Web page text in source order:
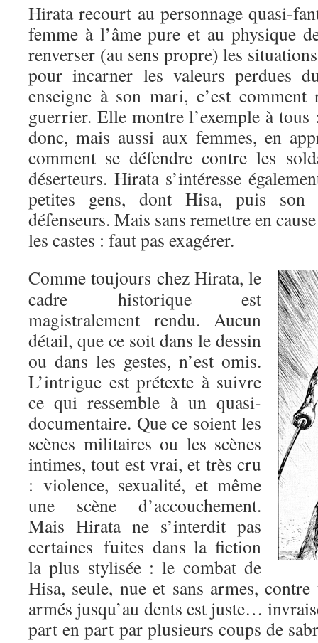
Hirata recourt au personnage quasi-
femme à l’âme pure et au physique
renverser (au sens propre) les
pour incarner les valeurs perdues
enseigne à son mari, c’est
guerrier. Elle montre l’exemple à
donc, mais aussi aux femmes, en
comment se défendre contre les
déserteurs. Hirata s’intéresse
petites gens, dont Hisa, puis son
défenseurs. Mais sans remettre en
les castes : faut pas exagérer.
Comme toujours chez Hirata, le
cadre historique est
magistralement rendu. Aucun
détail, que ce soit dans le dessin
ou dans les gestes, n’est omis.
L’intrigue est prétexte à suivre
ce qui ressemble à un quasi-
documentaire. Que ce soient les
scènes militaires ou les scènes
intimes, tout est vrai, et très cru
: violence, sexualité, et même
une scène d’accouchement.
Mais Hirata ne s’interdit pas
certaines fuites dans la fiction
la plus stylisée : le combat de
Hisa, seule, nue et sans armes,
armés jusqu’au dents est juste…
part en part par plusieurs coups de